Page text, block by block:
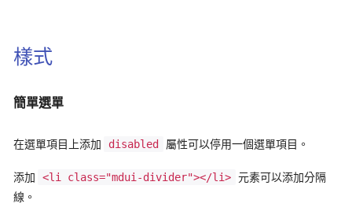
樣式
簡單選單
在選單項目上添加 disabled 屬性可以停用一個選單項目。
添加 <li class="mdui-divider"></li> 元素可以添加分隔
線。